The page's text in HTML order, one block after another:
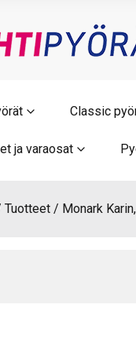
Classic
ja varaosat
Tuotteet Monark